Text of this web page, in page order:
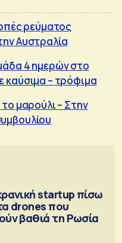
ρεύματος
Αυστραλία
4 ημερών στο
καύσιμα – τρόφιμα
μαρούλι – Στην
startup πίσω
drones που
βαθιά τη Ρωσία